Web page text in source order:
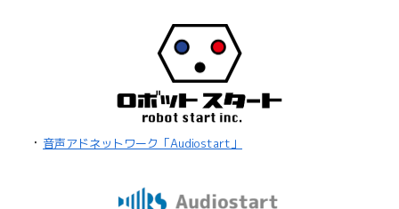
・ 音声アドネットワーク「Audiostart」